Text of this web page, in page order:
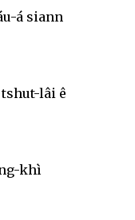
á siann
lâi ê
khì